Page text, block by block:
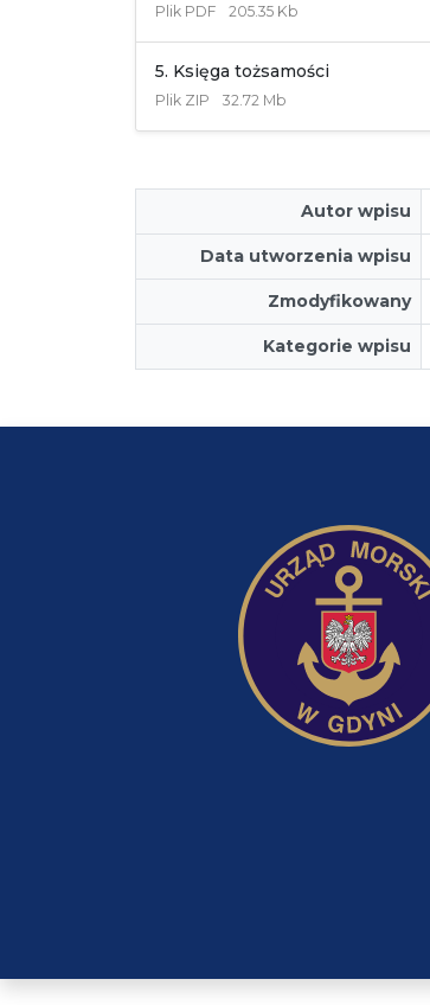
Plik PDF 205.35 Kb
5. Księga tożsamości
Plik ZIP 32.72 Mb
Autor wpisu
Data utworzenia wpisu
Zmodyfikowany
Kategorie wpisu